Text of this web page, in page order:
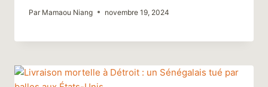
Par Mamaou Niang novembre 19, 2024